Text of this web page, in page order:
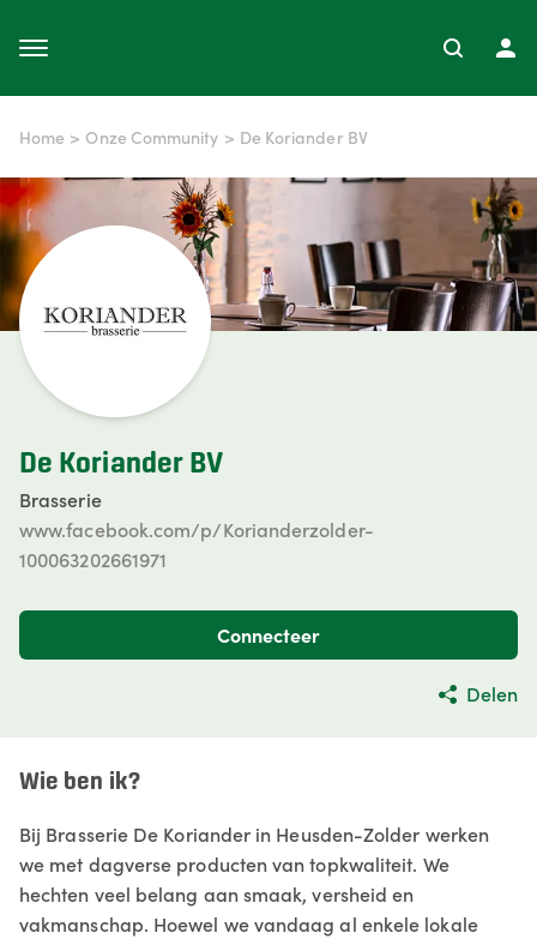
Home > Onze Community > De Koriander BV
De Koriander BV
Brasserie
www.facebook.com/p/Korianderzolder-
100063202661971
Connecteer
Delen
Wie ben ik?
Bij Brasserie De Koriander in Heusden-Zolder werken
we met dagverse producten van topkwaliteit. We
hechten veel belang aan smaak, versheid en
vakmanschap. Hoewel we vandaag al enkele lokale